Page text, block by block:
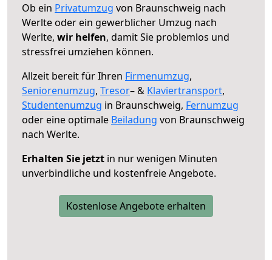
Ob ein Privatumzug von Braunschweig nach
Werlte oder ein gewerblicher Umzug nach
Werlte, wir helfen, damit Sie problemlos und
stressfrei umziehen können.
Allzeit bereit für Ihren Firmenumzug,
Seniorenumzug, Tresor– & Klaviertransport,
Studentenumzug in Braunschweig, Fernumzug
oder eine optimale Beiladung von Braunschweig
nach Werlte.
Erhalten Sie jetzt in nur wenigen Minuten
unverbindliche und kostenfreie Angebote.
Kostenlose Angebote erhalten